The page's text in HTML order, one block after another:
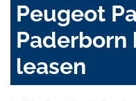
Peugeot
Paderborn
leasen